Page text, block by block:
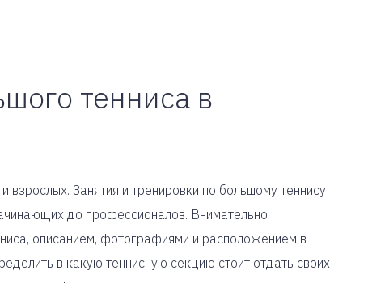
тенниса в
взрослых. Занятия и тренировки по большому теннису
до профессионалов. Внимательно
описанием, фотографиями и расположением в
в какую теннисную секцию стоит отдать своих